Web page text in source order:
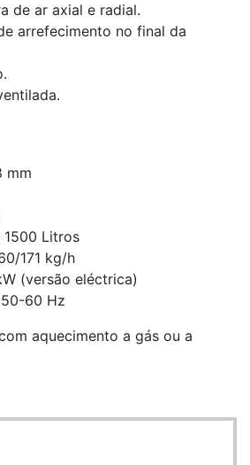
de ar axial e radial.
arrefecimento no final da
mm
Litros
171 kg/h
(versão eléctrica)
60 Hz
aquecimento a gás ou a